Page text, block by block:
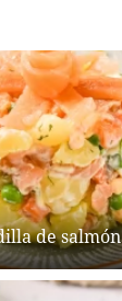
de salmón